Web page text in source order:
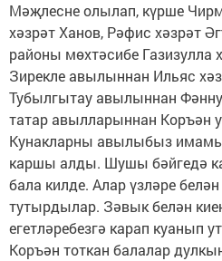
Мәҗлесне олылап, күрше
хәзрәт Ханов, Рәфис хәзрәт
районы мөхтәсибе Газизулла
Зирекле авылыннан Ильяс
Тубылгытау авылыннан
татар авылларыннан Коръән
Кунакларны авылыбыз
каршы алды. Шушы бәйгедә
бала килде. Алар үзләре
тутырдылар. Зәвык белән
егетләребезгә карап куанып
Коръән тоткан балалар